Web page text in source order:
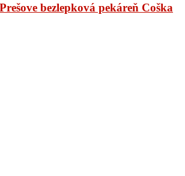
bezlepková pekáreň Coška